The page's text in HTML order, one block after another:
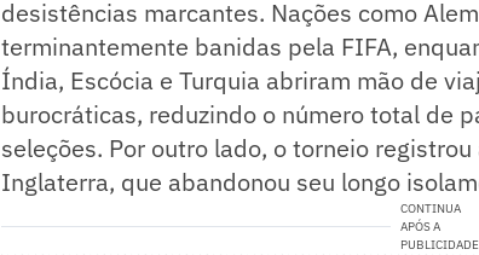
desistências marcantes. Nações como
terminantemente banidas pela FIFA,
Índia, Escócia e Turquia abriram mão de
burocráticas, reduzindo o número total de
seleções. Por outro lado, o torneio
Inglaterra, que abandonou seu longo
CONTINUA
APÓS A
PUBLICIDADE